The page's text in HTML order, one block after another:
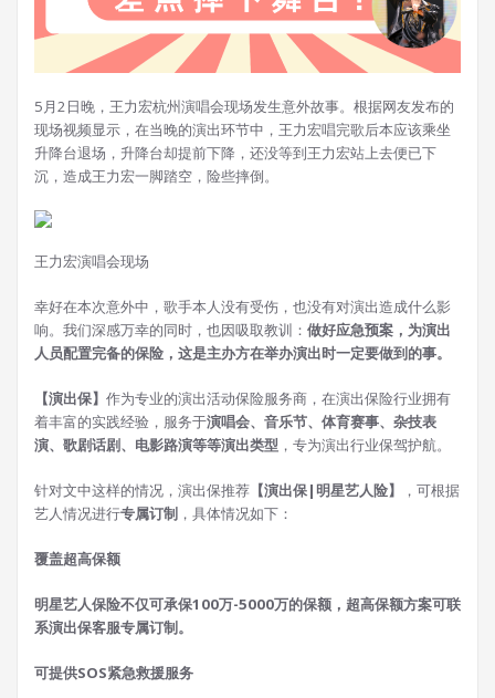
5月2日晚，王力宏杭州演唱会现场发生意外故事。根据网友发布的
现场视频显示，在当晚的演出环节中，王力宏唱完歌后本应该乘坐
升降台退场，升降台却提前下降，还没等到王力宏站上去便已下
沉，造成王力宏一脚踏空，险些摔倒。
王力宏演唱会现场
幸好在本次意外中，歌手本人没有受伤，也没有对演出造成什么影
响。我们深感万幸的同时，也因吸取教训： 做好应急预案，为演出
人员配置完备的保险，这是主办方在举办演出时一定要做到的事。
【演出保】 作为专业的演出活动保险服务商，在演出保险行业拥有
着丰富的实践经验，服务于演唱会、音乐节、体育赛事、杂技表
演、歌剧话剧、电影路演等等演出类型 ，专为演出行业保驾护航。
针对文中这样的情况，演出保推荐 【演出保|明星艺人险】
，可根据
艺人情况进行专属订制 ，具体情况如下：
覆盖超高保额
明星艺人保险不仅可承保100万-5000万的保额，超高保额方案可联
系演出保客服专属订制。
可提供SOS紧急救援服务